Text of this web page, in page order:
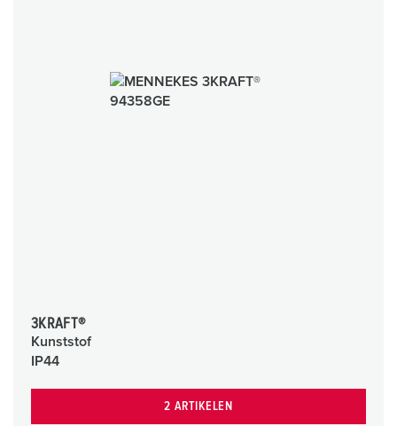
3KRAFT®
Kunststof
IP44
2 ARTIKELEN